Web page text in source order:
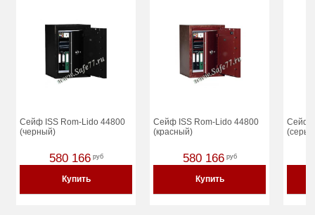
Сейф ISS Rom-Lido 44800
(черный)
580 166 руб
Купить
Сейф ISS Rom-Lido 44800
(красный)
580 166 руб
Купить
Сейф